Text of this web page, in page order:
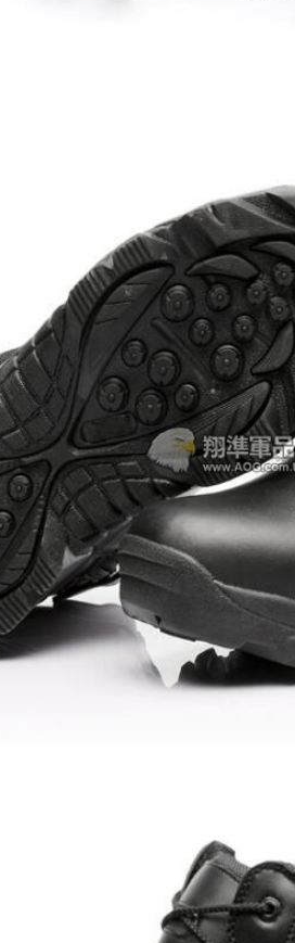
【翔準AOG】G&G CM16-BATTO
CQB 裝飾彈電動槍 M-LOK CGG-
CM16BAT AEG
NT$6200元 NT$ 元
加入購物車
【翔準AOG】SNA Pink Venom GBB
瓦斯手槍 粉紅毒液 特仕版 CNC 日本